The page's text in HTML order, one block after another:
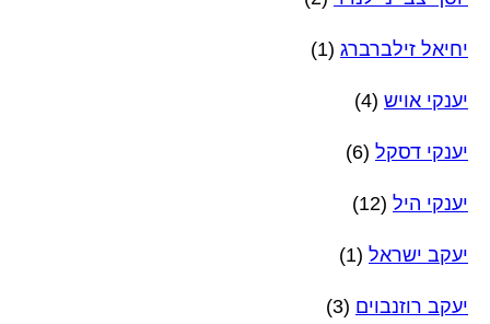
יחיאל זילברברג (1)
יענקי אויש (4)
יענקי דסקל (6)
יענקי היל (12)
יעקב ישראל (1)
יעקב רוזנבוים (3)